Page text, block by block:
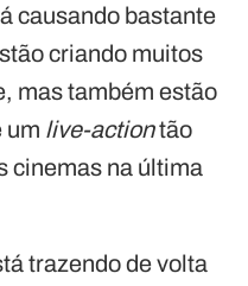
causando bastante
criando muitos
mas também estão
um live-actiontão
cinemas na última
trazendo de volta